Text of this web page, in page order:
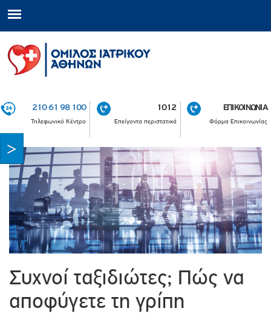
210 61 98 100
Τηλεφωνικό Κέντρο
1012
Επείγοντα περιστατικά
ΕΠΙΚΟΙΝΩΝΙΑ
Φόρμα Επικοινωνίας
Συχνοί ταξιδιώτες; Πώς να
αποφύγετε τη γρίπη